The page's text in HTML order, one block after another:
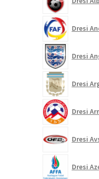
Dresi
Dresi
Dresi
Dresi
Dresi
Dresi